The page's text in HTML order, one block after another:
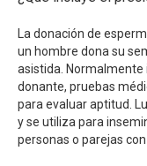
La donación de
un hombre dona su
asistida. Normalmente
donante, pruebas
para evaluar aptitud.
y se utiliza para
personas o parejas